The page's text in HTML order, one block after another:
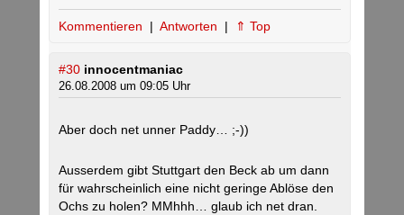
Kommentieren | Antworten | ⇑ Top
#30 innocentmaniac
26.08.2008 um 09:05 Uhr
Aber doch net unner Paddy… ;-))
Ausserdem gibt Stuttgart den Beck ab um dann
für wahrscheinlich eine nicht geringe Ablöse den
Ochs zu holen? MMhhh… glaub ich net dran.